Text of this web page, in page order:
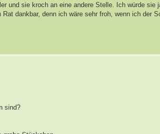
und sie kroch an eine andere Stelle. Ich würde sie
dankbar, denn ich wäre sehr froh, wenn ich der
sind?